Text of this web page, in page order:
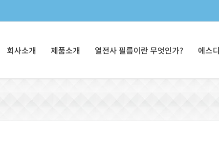
회사소개 제품소개 열전사 필름이란 무엇인가? 에스